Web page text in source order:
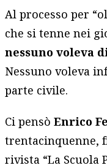
Al processo per
che si tenne nei
nessuno voleva
Nessuno voleva
parte civile.
Ci pensòEnrico
trentacinquenne,
rivista “La Scuola